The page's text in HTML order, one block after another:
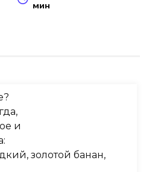
мин
и
золотой банан,